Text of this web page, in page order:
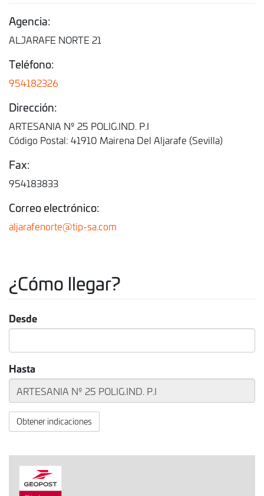
Agencia:
ALJARAFE NORTE 21
Teléfono:
954182326
Dirección:
ARTESANIA Nº 25 POLIG.IND. P.I
Código Postal: 41910 Mairena Del Aljarafe (Sevilla)
Fax:
954183833
Correo electrónico:
aljarafenorte@tip-sa.com
¿Cómo llegar?
Desde
Hasta
Obtener indicaciones